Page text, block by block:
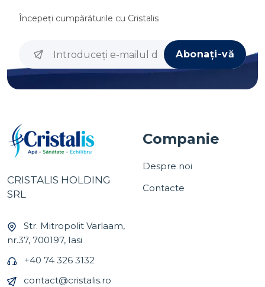
Începeţi cumpărăturile cu Cristalis
Abonați-vă
CRISTALIS HOLDING
SRL
Str. Mitropolit Varlaam,
nr.37, 700197, Iasi
+40 74 326 3132
contact@cristalis.ro
Companie
Despre noi
Contacte